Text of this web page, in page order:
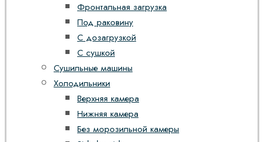
Фронтальная загрузка
Под раковину
С дозагрузкой
С сушкой
Сушильные машины
Холодильники
Верхняя камера
Нижняя камера
Без морозильной камеры